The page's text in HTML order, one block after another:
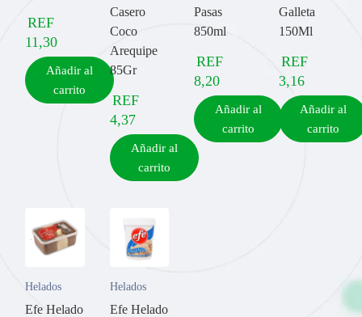
REF
11,30
Añadir al
carrito
Casero
Coco
Arequipe
85Gr
REF
4,37
Añadir al
carrito
Pasas
850ml
REF
8,20
Añadir al
carrito
Galleta
150Ml
REF
3,16
Añadir al
carrito
Helados
Efe Helado
Helados
Efe Helado